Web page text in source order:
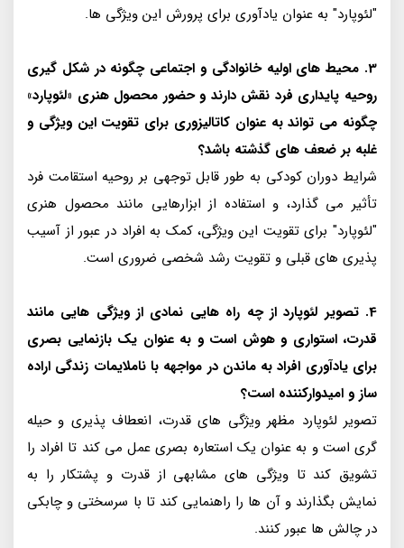
"لئوپارد" به عنوان یادآوری برای پرورش این ویژگی ها.
3. محیط های اولیه خانوادگی و اجتماعی چگونه در شکل گیری
روحیه پایداری فرد نقش دارند و حضور محصول هنری «لئوپارد»
چگونه می تواند به عنوان کاتالیزوری برای تقویت این ویژگی و
غلبه بر ضعف های گذشته باشد؟
شرایط دوران کودکی به طور قابل توجهی بر روحیه استقامت فرد
تأثیر می گذارد، و استفاده از ابزارهایی مانند محصول هنری
"لئوپارد" برای تقویت این ویژگی، کمک به افراد در عبور از آسیب
پذیری های قبلی و تقویت رشد شخصی ضروری است.
4. تصویر لئوپارد از چه راه هایی نمادی از ویژگی هایی مانند
قدرت، استواری و هوش است و به عنوان یک بازنمایی بصری
برای یادآوری افراد به ماندن در مواجهه با ناملایمات زندگی اراده
ساز و امیدوارکننده است؟
تصویر لئوپارد مظهر ویژگی های قدرت، انعطاف پذیری و حیله
گری است و به عنوان یک استعاره بصری عمل می کند تا افراد را
تشویق کند تا ویژگی های مشابهی از قدرت و پشتکار را به
نمایش بگذارند و آن ها را راهنمایی کند تا با سرسختی و چابکی
در چالش ها عبور کنند.